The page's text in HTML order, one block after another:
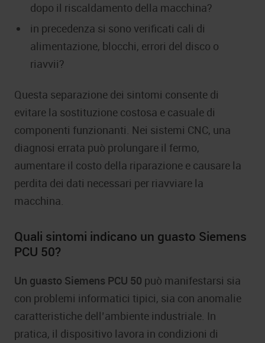
dopo il riscaldamento della macchina?
in precedenza si sono verificati cali di
alimentazione, blocchi, errori del disco o
riavvii?
Questa separazione dei sintomi consente di
evitare la sostituzione costosa e casuale di
componenti funzionanti. Nei sistemi CNC, una
diagnosi errata può prolungare il fermo,
aumentare il costo della riparazione e causare la
perdita dei dati necessari per riavviare la
macchina.
Quali sintomi indicano un guasto Siemens
PCU 50?
Un guasto Siemens PCU 50 può manifestarsi sia
con problemi informatici tipici, sia con anomalie
caratteristiche dell’ambiente industriale. In
pratica, il dispositivo lavora in condizioni di